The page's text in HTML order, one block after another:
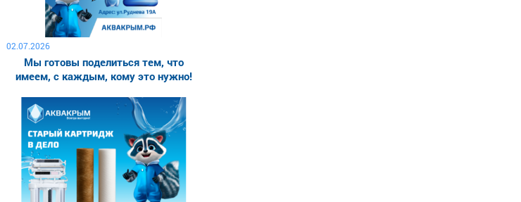
02.07.2026
Мы готовы поделиться тем, что
имеем, с каждым, кому это нужно!